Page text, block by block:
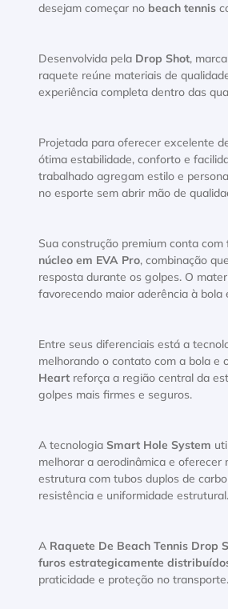
desejam começar no beach tennis
Desenvolvida pela Drop Shot,
raquete reúne materiais de
experiência completa dentro das
Projetada para oferecer excelente
ótima estabilidade, conforto e
trabalhado agregam estilo e
no esporte sem abrir mão de
Sua construção premium conta com
núcleo em EVA Pro, combinação
resposta durante os golpes. O
favorecendo maior aderência à bola
Entre seus diferenciais está a
melhorando o contato com a bola e
Heart reforça a região central da
golpes mais firmes e seguros.
A tecnologia Smart Hole System
melhorar a aerodinâmica e oferecer
estrutura com tubos duplos de
resistência e uniformidade estrutural.
A Raquete De Beach Tennis Drop
furos estrategicamente
praticidade e proteção no transporte.